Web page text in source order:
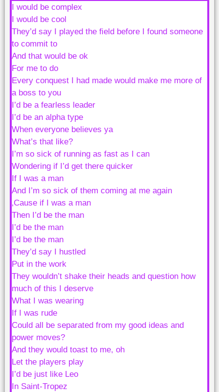
I would be complex
I would be cool
They’d say I played the ﬁeld before I found someone
to commit to
And that would be ok
For me to do
Every conquest I had made would make me more of
a boss to you
I’d be a fearless leader
I’d be an alpha type
When everyone believes ya
What’s that like?
I’m so sick of running as fast as I can
Wondering if I’d get there quicker
If I was a man
And I’m so sick of them coming at me again
‚Cause if I was a man
Then I’d be the man
I’d be the man
I’d be the man
They’d say I hustled
Put in the work
They wouldn’t shake their heads and question how
much of this I deserve
What I was wearing
If I was rude
Could all be separated from my good ideas and
power moves?
And they would toast to me, oh
Let the players play
I’d be just like Leo
In Saint-Tropez